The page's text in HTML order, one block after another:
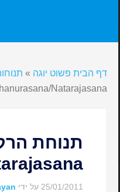
דף הבית פשוט יוגה»
Natarajasana
25/01/2011על ידי